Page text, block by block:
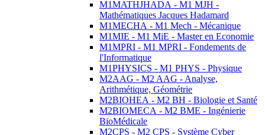
M1MATHJHADA - M1 MJH -
Mathématiques Jacques Hadamard
M1MECHA - M1 Mech - Mécanique
M1MIE - M1 MiE - Master en Economie
M1MPRI - M1 MPRI - Fondements de
l'Informatique
M1PHYSICS - M1 PHYS - Physique
M2AAG - M2 AAG - Analyse,
Arithmétique, Géométrie
M2BIOHEA - M2 BH - Biologie et Santé
M2BIOMECA - M2 BME - Ingénierie
BioMédicale
M2CPS - M2 CPS - Système Cyber